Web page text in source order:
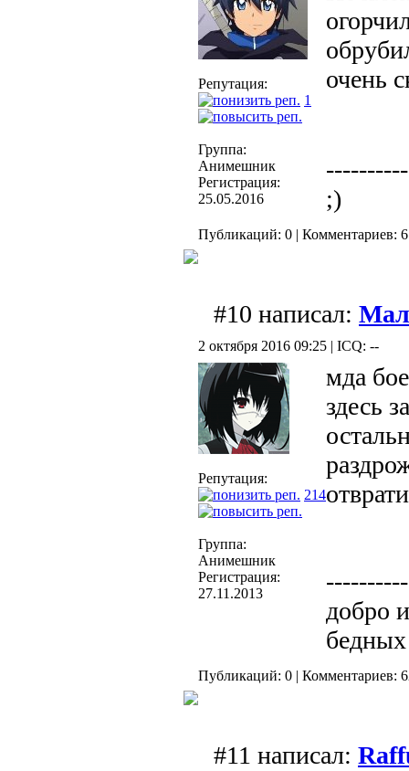
Репутация:
1
Группа:
Анимешник
Регистрация:
25.05.2016
очень
;)
Публикаций: 0 | Комментариев:
#10 написал:
2 октября 2016 09:25 | ICQ: --
Репутация:
214
Группа:
Анимешник
Регистрация:
27.11.2013
мда
здесь
добро
бедных
Публикаций: 0 | Комментариев:
#11 написал: